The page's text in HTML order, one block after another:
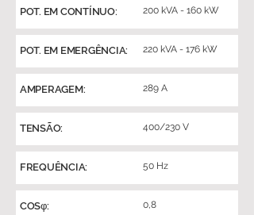
POT. EM CONTÍNUO: 200 kVA - 160 kW
POT. EM EMERGÊNCIA: 220 kVA - 176 kW
AMPERAGEM: 289 A
TENSÃO: 400/230 V
FREQUÊNCIA: 50 Hz
COSφ: 0,8